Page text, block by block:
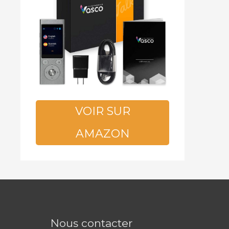
VOIR SUR
AMAZON
Nous contacter